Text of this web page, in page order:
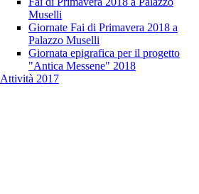
Muselli
Giornate Fai di Primavera 2018 a
Palazzo Muselli
Giornata epigrafica per il progetto
"Antica Messene" 2018
Attività 2017